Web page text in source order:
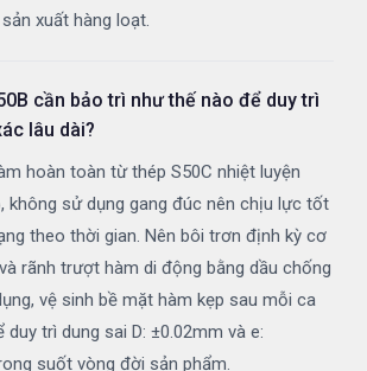
xuất hàng loạt.
cần bảo trì như thế nào để duy trì
lâu dài?
hoàn toàn từ thép S50C nhiệt luyện
không sử dụng gang đúc nên chịu lực tốt
theo thời gian. Nên bôi trơn định kỳ cơ
rãnh trượt hàm di động bằng dầu chống
vệ sinh bề mặt hàm kẹp sau mỗi ca
duy trì dung sai D: ±0.02mm và e:
suốt vòng đời sản phẩm.